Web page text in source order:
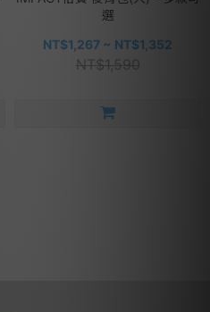
選
NT$1,267 ~ NT$1,352
NT$1,590